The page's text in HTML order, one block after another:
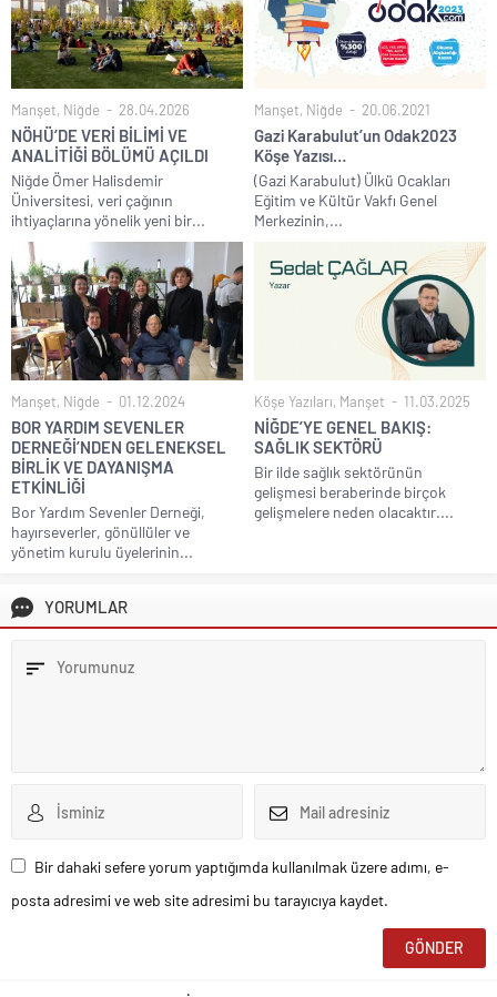
Manşet, Niğde 28.04.2026
NÖHÜ’DE VERİ BİLİMİ VE
ANALİTİĞİ BÖLÜMÜ AÇILDI
Niğde Ömer Halisdemir
Üniversitesi, veri çağının
ihtiyaçlarına yönelik yeni bir...
Manşet, Niğde 20.06.2021
Gazi Karabulut’un Odak2023
Köşe Yazısı…
(Gazi Karabulut) Ülkü Ocakları
Eğitim ve Kültür Vakfı Genel
Merkezinin,...
Manşet, Niğde 01.12.2024
BOR YARDIM SEVENLER
DERNEĞİ’NDEN GELENEKSEL
BİRLİK VE DAYANIŞMA
ETKİNLİĞİ
Bor Yardım Sevenler Derneği,
hayırseverler, gönüllüler ve
yönetim kurulu üyelerinin...
Köşe Yazıları, Manşet 11.03.2025
NİĞDE’YE GENEL BAKIŞ:
SAĞLIK SEKTÖRÜ
Bir ilde sağlık sektörünün
gelişmesi beraberinde birçok
gelişmelere neden olacaktır....
YORUMLAR
Bir dahaki sefere yorum yaptığımda kullanılmak üzere adımı, e-
posta adresimi ve web site adresimi bu tarayıcıya kaydet.